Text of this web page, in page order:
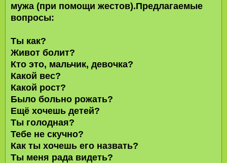
мужа (при помощи жестов).Предлагаемые
вопросы:
Ты как?
Живот болит?
Кто это, мальчик, девочка?
Какой вес?
Какой рост?
Было больно рожать?
Ещё хочешь детей?
Ты голодная?
Тебе не скучно?
Как ты хочешь его назвать?
Ты меня рада видеть?